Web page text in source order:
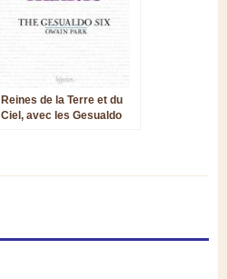
Reines de la Terre et du
Ciel, avec les Gesualdo